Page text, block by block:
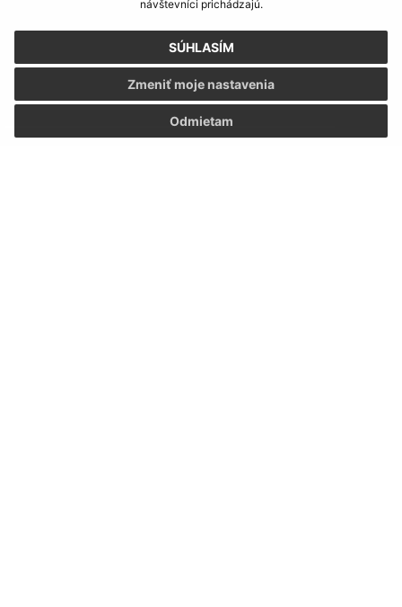
návštevníci prichádzajú.
SÚHLASÍM
Odmietam
Zmeniť moje nastavenia